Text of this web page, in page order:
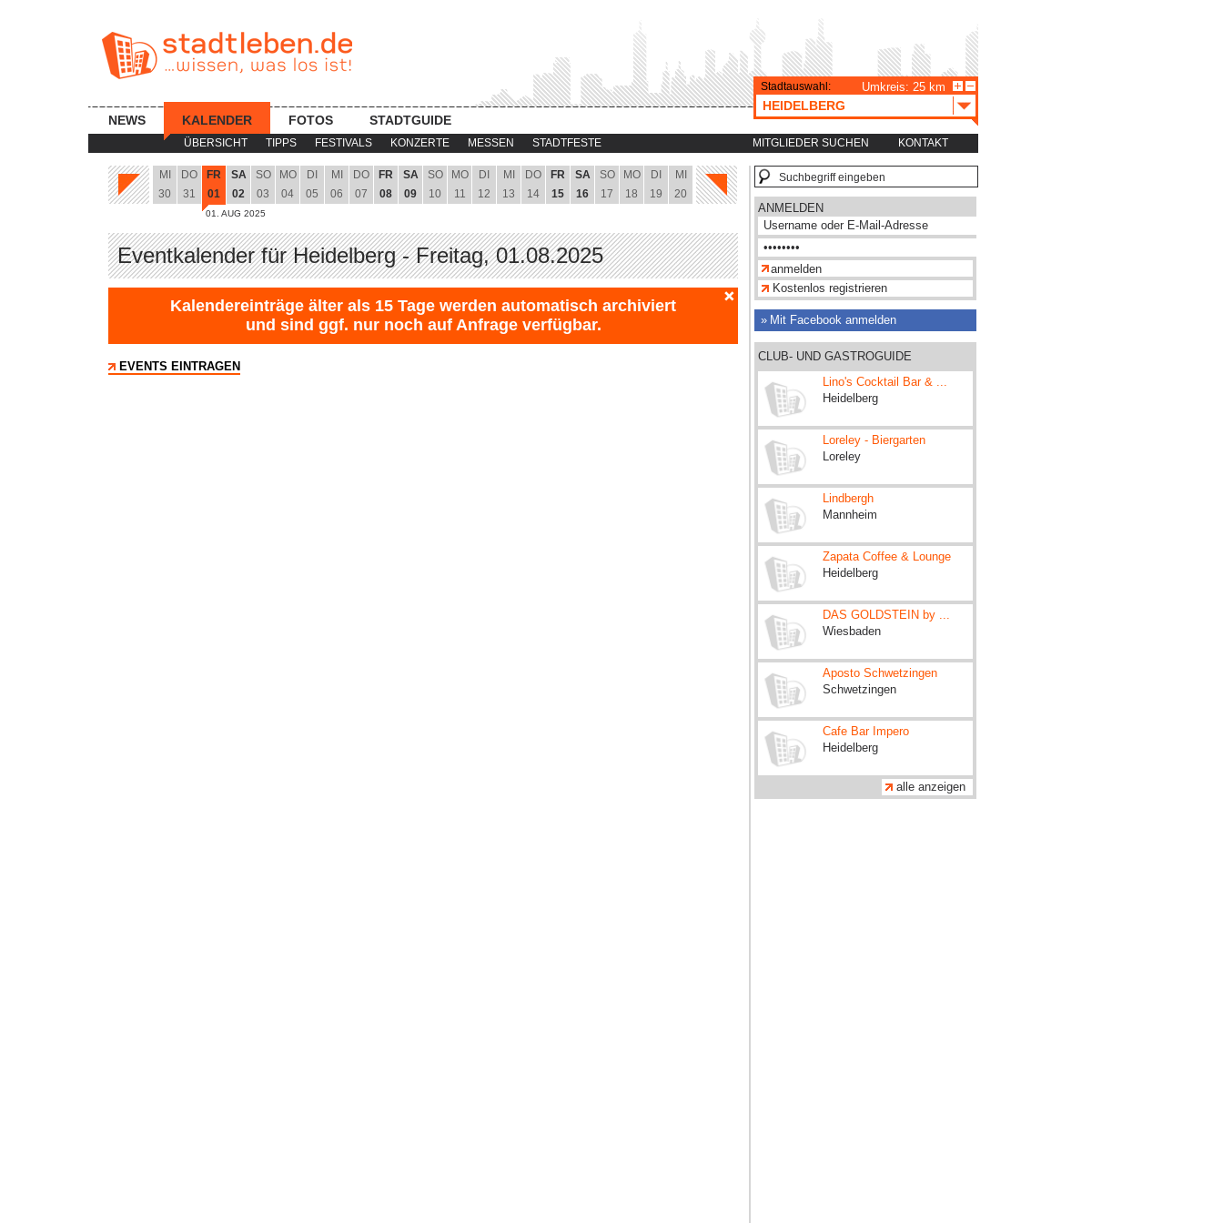
ÜBERSICHT TIPPS FESTIVALS KONZERTE MESSEN STADTFESTE MITGLIEDER SUCHEN KONTAKT
NEWS KALENDER FOTOS STADTGUIDE
Stadtauswahl: Umkreis: 25 km
HEIDELBERG
MI
30
DO
31
FR
01
01. AUG 2025
SA
02
SO
03
MO
04
DI
05
MI
06
DO
07
FR
08
SA
09
SO
10
MO
11
DI
12
MI
13
DO
14
FR
15
SA
16
SO
17
MO
18
DI
19
MI
20
Eventkalender für Heidelberg - Freitag, 01.08.2025
Kalendereinträge älter als 15 Tage werden automatisch archiviert
und sind ggf. nur noch auf Anfrage verfügbar.
EVENTS EINTRAGEN
ANMELDEN
Kostenlos registrieren
Mit Facebook anmelden
CLUB- UND GASTROGUIDE
Lino's Cocktail Bar & ...
Heidelberg
Loreley - Biergarten
Loreley
Lindbergh
Mannheim
Zapata Coffee & Lounge
Heidelberg
DAS GOLDSTEIN by ...
Wiesbaden
Aposto Schwetzingen
Schwetzingen
Cafe Bar Impero
Heidelberg
alle anzeigen